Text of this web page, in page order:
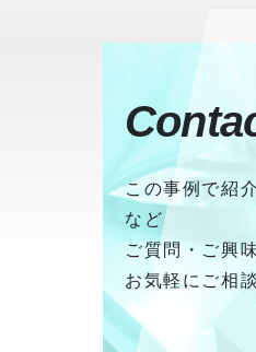
この事例で紹
など
ご質問・ご興
お気軽にご相